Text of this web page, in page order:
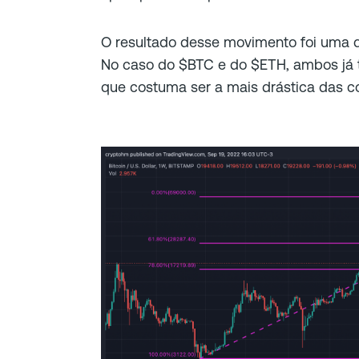
O resultado desse movimento foi uma
No caso do $BTC e do $ETH, ambos
que costuma ser a mais drástica das